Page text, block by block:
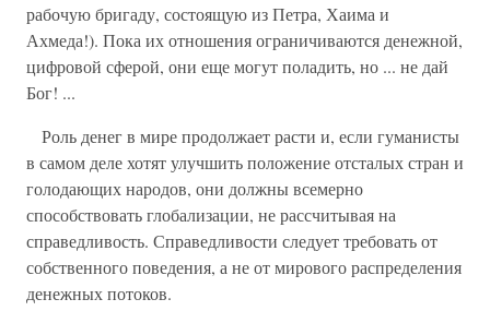
рабочую бригаду, состоящую из Петра, Хаима и
Ахмеда!). Пока их отношения ограничиваются денежной,
цифровой сферой, они еще могут поладить, но ... не дай
Бог! ...
Роль денег в мире продолжает расти и, если гуманисты
в самом деле хотят улучшить положение отсталых стран и
голодающих народов, они должны всемерно
способствовать глобализации, не рассчитывая на
справедливость. Справедливости следует требовать от
собственного поведения, а не от мирового распределения
денежных потоков.